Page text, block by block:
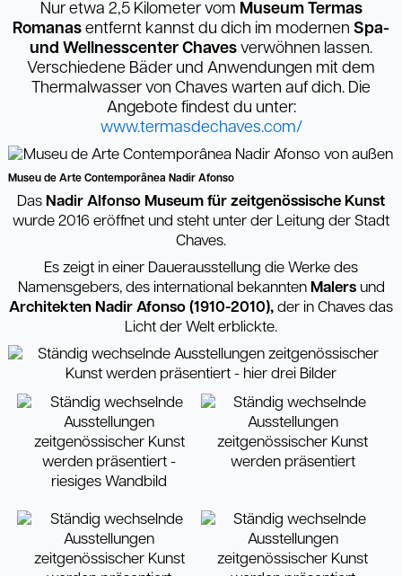
Nur etwa 2,5 Kilometer vom Museum Termas
Romanas entfernt kannst du dich im modernen Spa-
und Wellnesscenter Chaves verwöhnen lassen.
Verschiedene Bäder und Anwendungen mit dem
Thermalwasser von Chaves warten auf dich. Die
Angebote findest du unter:
www.termasdechaves.com/
Museu de Arte Contemporânea Nadir Afonso
Das Nadir Alfonso Museum für zeitgenössische Kunst
wurde 2016 eröffnet und steht unter der Leitung der Stadt
Chaves.
Es zeigt in einer Dauerausstellung die Werke des
Namensgebers, des international bekannten Malersund
Architekten Nadir Afonso (1910-2010), der in Chaves das
Licht der Welt erblickte.